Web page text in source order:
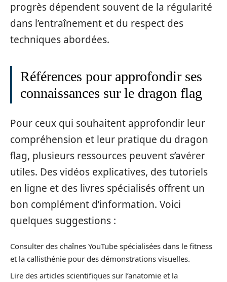
progrès dépendent souvent de la régularité
dans l’entraînement et du respect des
techniques abordées.
Références pour approfondir ses
connaissances sur le dragon flag
Pour ceux qui souhaitent approfondir leur
compréhension et leur pratique du dragon
flag, plusieurs ressources peuvent s’avérer
utiles. Des vidéos explicatives, des tutoriels
en ligne et des livres spécialisés offrent un
bon complément d’information. Voici
quelques suggestions :
Consulter des chaînes YouTube spécialisées dans le fitness
et la callisthénie pour des démonstrations visuelles.
Lire des articles scientifiques sur l’anatomie et la